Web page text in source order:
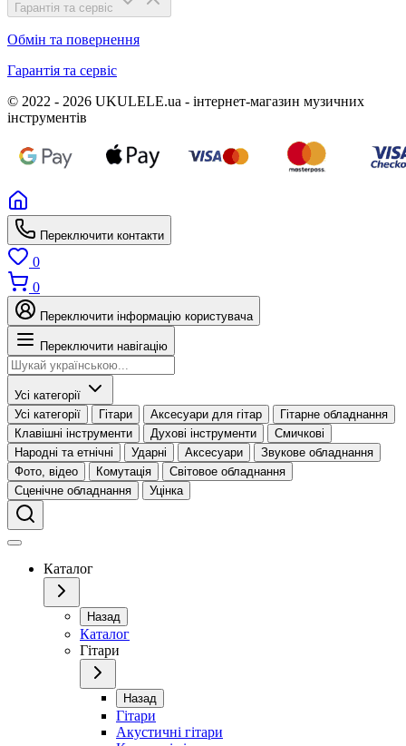
Гарантія та сервіс
Обмін та повернення
Гарантія та сервіс
© 2022 - 2026 UKULELE.ua - інтернет-магазин музичних
інструментів
Переключити контакти
0
0
Переключити інформацію користувача
Переключити навігацію
Усі категорії
Усі категорії
Гітари Аксесуари для гітар
Гітарне обладнання
Клавішні інструменти
Духові інструменти
Смичкові
Народні та етнічні
Ударні Аксесуари
Звукове обладнання
Фото, відео
Комутація
Світовое обладнання
Сценічне обладнання
Уцінка
Каталог
Назад
Каталог
Гітари
Назад
Гітари
Акустичні гітари